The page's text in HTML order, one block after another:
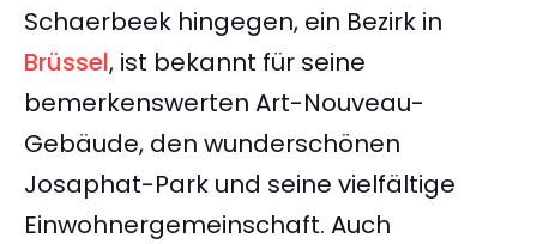
Schaerbeek hingegen, ein Bezirk in
Brüssel, ist bekannt für seine
bemerkenswerten Art-Nouveau-
Gebäude, den wunderschönen
Josaphat-Park und seine vielfältige
Einwohnergemeinschaft. Auch